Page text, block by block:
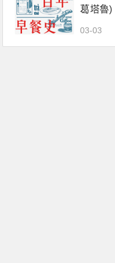
葛塔魯)
03-03